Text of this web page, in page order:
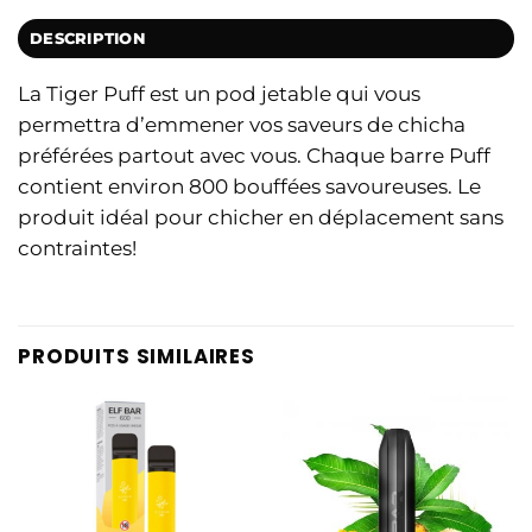
DESCRIPTION
La Tiger Puff est un pod jetable qui vous
permettra d’emmener vos saveurs de chicha
préférées partout avec vous. Chaque barre Puff
contient environ 800 bouffées savoureuses. Le
produit idéal pour chicher en déplacement sans
contraintes!
PRODUITS SIMILAIRES